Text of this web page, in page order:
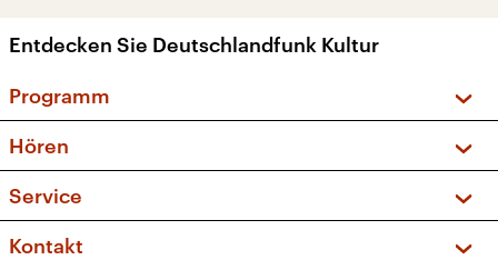
Entdecken Sie Deutschlandfunk Kultur
Programm
Sendungen und Podcasts
Musikliste
Kakadu – Das Kinderprogramm
Hören
Frequenzen (UKW + DAB+)
Service
FAQ
Kontakt